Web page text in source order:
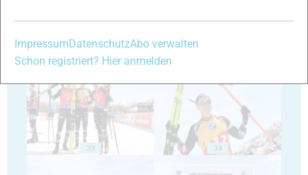
31
33 34
ImpressumDatenschutzAbo verwalten
Schon registriert? Hier anmelden